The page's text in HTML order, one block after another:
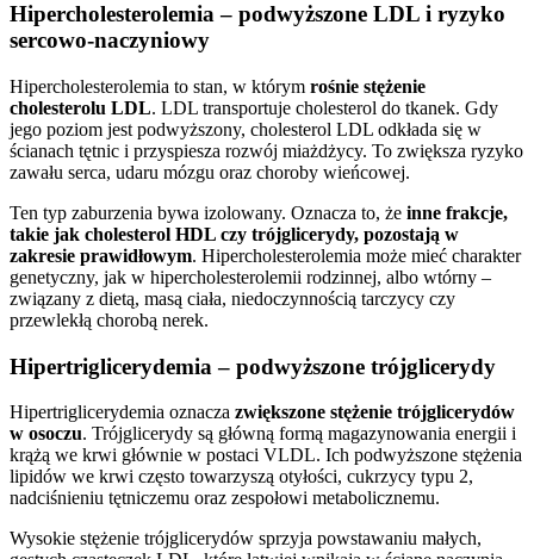
Hipercholesterolemia – podwyższone LDL i ryzyko
sercowo-naczyniowy
Hipercholesterolemia to stan, w którym rośnie stężenie
cholesterolu LDL. LDL transportuje cholesterol do tkanek. Gdy
jego poziom jest podwyższony, cholesterol LDL odkłada się w
ścianach tętnic i przyspiesza rozwój miażdżycy. To zwiększa ryzyko
zawału serca, udaru mózgu oraz choroby wieńcowej.
Ten typ zaburzenia bywa izolowany. Oznacza to, że inne frakcje,
takie jak cholesterol HDL czy trójglicerydy, pozostają w
zakresie prawidłowym. Hipercholesterolemia może mieć charakter
genetyczny, jak w hipercholesterolemii rodzinnej, albo wtórny –
związany z dietą, masą ciała, niedoczynnością tarczycy czy
przewlekłą chorobą nerek.
Hipertriglicerydemia – podwyższone trójglicerydy
Hipertriglicerydemia oznacza zwiększone stężenie trójglicerydów
w osoczu. Trójglicerydy są główną formą magazynowania energii i
krążą we krwi głównie w postaci VLDL. Ich podwyższone stężenia
lipidów we krwi często towarzyszą otyłości, cukrzycy typu 2,
nadciśnieniu tętniczemu oraz zespołowi metabolicznemu.
Wysokie stężenie trójglicerydów sprzyja powstawaniu małych,